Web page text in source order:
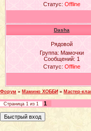
Статус: Offline
Dasha
Рядовой
Группа: Мамочки
Сообщений: 1
Статус: Offline
Форум » Мамино ХОББИ » Мастер-
Страница 1 из 1 1